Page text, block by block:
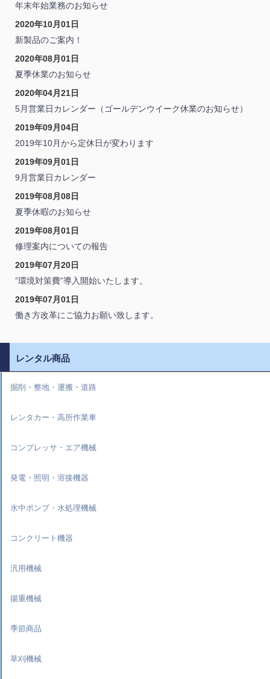
年末年始業務のお知らせ
2020年10月01日
新製品のご案内！
2020年08月01日
夏季休業のお知らせ
2020年04月21日
5月営業日カレンダー（ゴールデンウイーク休業のお知らせ）
2019年09月04日
2019年10月から定休日が変わります
2019年09月01日
9月営業日カレンダー
2019年08月08日
夏季休暇のお知らせ
2019年08月01日
修理案内についての報告
2019年07月20日
”環境対策費”導入開始いたします。
2019年07月01日
働き方改革にご協力お願い致します。
レンタル商品
掘削・整地・運搬・道路
レンタカー・高所作業車
コンプレッサ・エア機械
発電・照明・溶接機器
水中ポンプ・水処理機械
コンクリート機器
汎用機械
揚重機械
季節商品
草刈機械